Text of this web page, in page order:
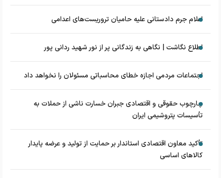
اعلام جرم دادستانی علیه حامیان تروریست‌های اعدامی
اطلاع نگاشت | نگاهی به زندگانی پر از نور شهید ردانی پور
اجتماعات مردمی اجازه خطای محاسباتی مسئولان را نخواهد داد
چارچوب حقوقی و اقتصادی جبران خسارت ناشی از حملات به
تأسیسات پتروشیمی ایران
تأکید معاون اقتصادی استاندار بر حمایت از تولید و عرضه پایدار
کالاهای اساسی